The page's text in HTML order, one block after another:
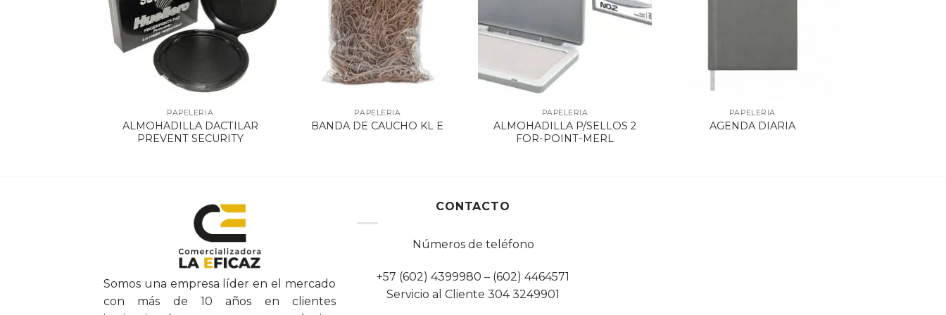
PAPELERIA
ALMOHADILLA DACTILAR
PREVENT SECURITY
PAPELERIA
BANDA DE CAUCHO KL E
PAPELERIA
ALMOHADILLA P/SELLOS 2
FOR-POINT-MERL
PAPELERIA
AGENDA DIARIA
Somos una empresa líder en el mercado
con más de 10 años en clientes
CONTACTO
Números de teléfono
+57 (602) 4399980 – (602) 4464571
Servicio al Cliente 304 3249901